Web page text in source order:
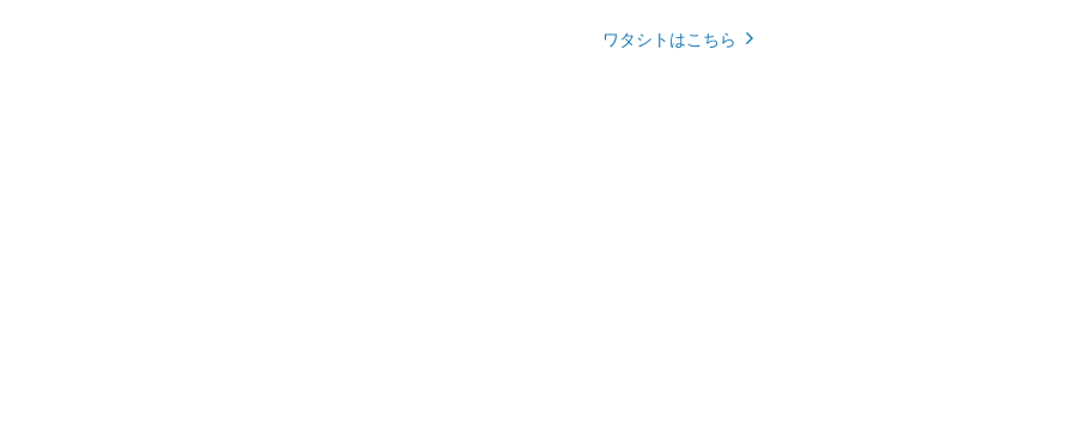
ワタシトはこちら